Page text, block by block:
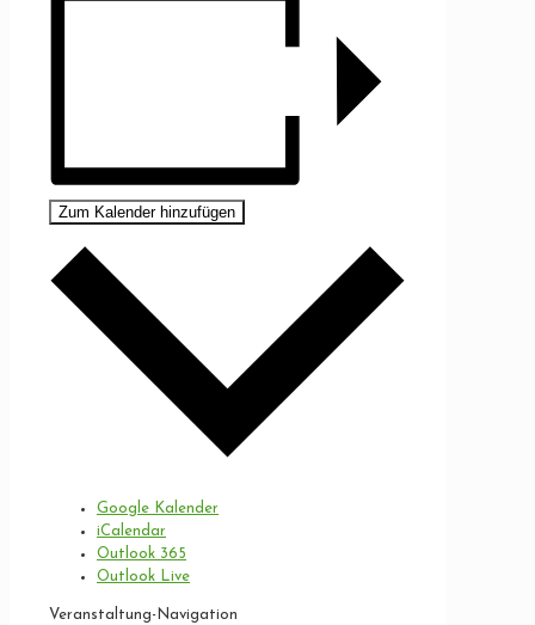
Zum Kalender hinzufügen
Google Kalender
iCalendar
Outlook 365
Outlook Live
Veranstaltung-Navigation